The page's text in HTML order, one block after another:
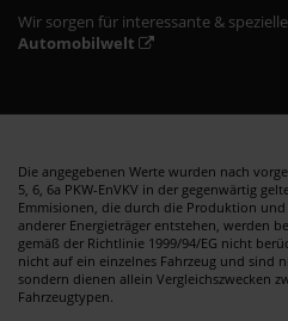
Wir sorgen für interessante & spezielle
Automobilwelt
Die angegebenen Werte wurden nach
5, 6, 6a PKW-EnVKV in der gegenwärtig
Emmisionen, die durch die Produktion und
anderer Energieträger entstehen, werden
gemäß der Richtlinie 1999/94/EG nicht
nicht auf ein einzelnes Fahrzeug und sind
sondern dienen allein Vergleichszwecken
Fahrzeugtypen.